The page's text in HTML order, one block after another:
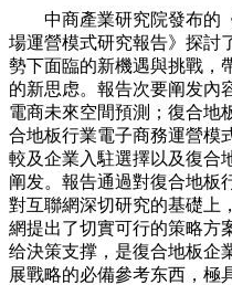
中商產業研究院發布的《
場運營模式研究報告》探討
勢下面臨的新機遇與挑戰，
的新思虑。報告次要阐发內
電商未來空間預測；復合地
合地板行業電子商務運營模
較及企業入駐選擇以及復合
阐发。報告通過對復合地板
對互聯網深切研究的基礎上
網提出了切實可行的策略方
给決策支撑，是復合地板企
展戰略的必備參考东西，極